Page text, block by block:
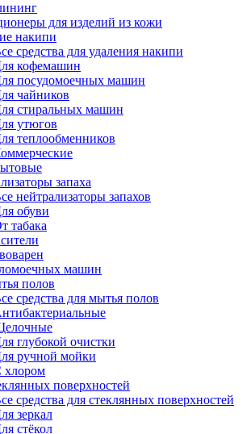
для изделий из кожи
накипи
средства для удаления накипи
кофемашин
посудомоечных машин
чайников
стиральных машин
утюгов
теплообменников
запаха
нейтрализаторы запахов
обуви
табака
машин
полов
средства для мытья полов
глубокой очистки
ручной мойки
хлором
поверхностей
средства для стеклянных поверхностей
зеркал
стёкол